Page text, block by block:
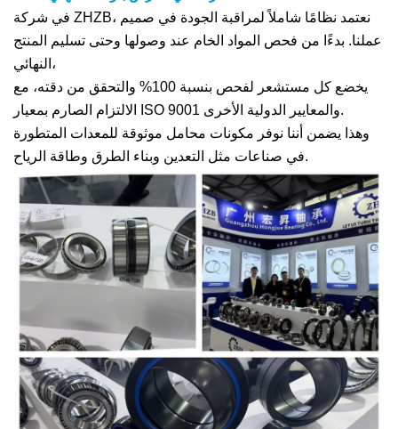
في شركة ZHZB، نعتمد نظامًا شاملاً لمراقبة الجودة في صميم
عملنا. بدءًا من فحص المواد الخام عند وصولها وحتى تسليم المنتج
النهائي،
يخضع كل مستشعر لفحص بنسبة 100% والتحقق من دقته، مع
الالتزام الصارم بمعيار ISO 9001 والمعايير الدولية الأخرى.
وهذا يضمن أننا نوفر مكونات محامل موثوقة للمعدات المتطورة
في صناعات مثل التعدين وبناء الطرق وطاقة الرياح.